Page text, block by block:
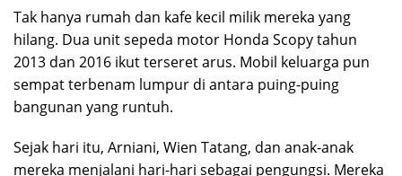
Tak hanya rumah dan kafe kecil milik mereka yang
hilang. Dua unit sepeda motor Honda Scopy tahun
2013 dan 2016 ikut terseret arus. Mobil keluarga pun
sempat terbenam lumpur di antara puing-puing
bangunan yang runtuh.
Sejak hari itu, Arniani, Wien Tatang, dan anak-anak
mereka menjalani hari-hari sebagai pengungsi. Mereka